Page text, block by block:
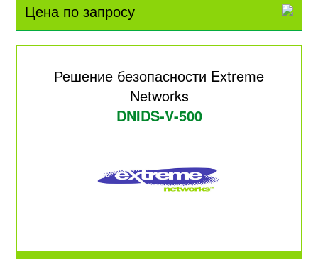
Цена по запросу
Решение безопасности Extreme
Networks
DNIDS-V-500